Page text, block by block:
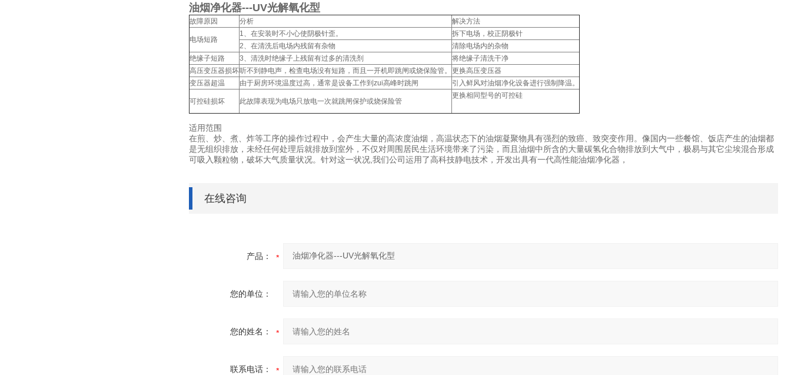
油烟净化器---UV光解氧化型
故障原因 分析 解决方法
电场短路
1、在安装时不小心使阴极针歪。
拆下电场，校正阴极针
2、在清洗后电场内残留有杂物
清除电场内的杂物
绝缘子短路
3、清洗时绝缘子上残留有过多的清洗剂
将绝缘子清洗干净
高压变压器损坏听不到静电声，检查电场没有短路，而且一开机即跳闸或烧保险管。 更换高压变压器
变压器超温
由于厨房环境温度过高，通常是设备工作到zui高峰时跳闸 引入鲜风对油烟净化设备进行强制降温。
可控硅损坏 此故障表现为电场只放电一次就跳闸保护或烧保险管
更换相同型号的可控硅
适用范围
在煎、炒、煮、炸等工序的操作过程中，会产生大量的高浓度油烟，高温状态下的油烟凝聚物具有强烈的致癌、致突变作用。像国内一些餐馆、饭店产生的油烟都
是无组织排放，未经任何处理后就排放到室外，不仅对周围居民生活环境带来了污染，而且油烟中所含的大量碳氢化合物排放到大气中，极易与其它尘埃混合形成
可吸入颗粒物，破坏大气质量状况。针对这一状况,我们公司运用了高科技静电技术，开发出具有一代高性能油烟净化器，
在线咨询
产品：
您的单位：
您的姓名：
联系电话：